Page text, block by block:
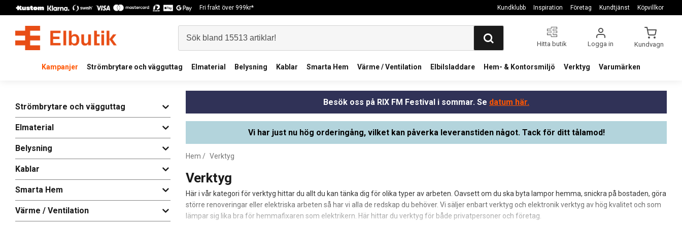
Fri frakt över 999kr* Kundklubb Inspiration Företag Kundtjänst Köpvillkor
Hitta butik Logga in Kundvagn
Kampanjer Strömbrytare och vägguttag Elmaterial Belysning Kablar Smarta Hem Värme / Ventilation Elbilsladdare Hem- & Kontorsmiljö Verktyg Varumärken
Strömbrytare och vägguttag
Elmaterial
Belysning
Kablar
Smarta Hem
Värme / Ventilation
Besök oss på RIX FM Festival i sommar. Se datum här.
Vi har just nu hög orderingång, vilket kan påverka leveranstiden något. Tack för ditt tålamod!
Hem / Verktyg
Verktyg
Här i vår kategori för verktyg hittar du allt du kan tänka dig för olika typer av arbeten. Oavsett om du ska byta lampor hemma, snickra på bostaden, göra
större renoveringar eller elektriska arbeten så har vi alla de redskap du behöver. Vi säljer enbart verktyg och elektronik verktyg av hög kvalitet och som
lämpar sig lika bra för hemmafixaren som elektrikern. Här hittar du verktyg för både privatpersoner och företag.